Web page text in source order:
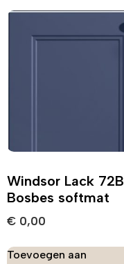
Windsor Lack 72B
Bosbes softmat
€ 0,00
Toevoegen aan